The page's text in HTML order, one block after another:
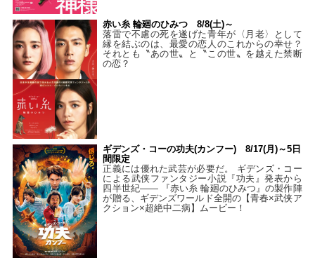
赤い糸 輪廻のひみつ 8/8(土)～
落雷で不慮の死を遂げた青年が〈月老〉として
縁を結ぶのは、最愛の恋人のこれからの幸せ？
それとも〝あの世〟と〝この世〟を越えた禁断
の恋？
ギデンズ・コーの功夫(カンフー) 8/17(月)～5日
間限定
正義には優れた武芸が必要だ。 ギデンズ・コー
による武侠ファンタジー小説『功夫』発表から
四半世紀―― 『赤い糸 輪廻のひみつ』の製作陣
が贈る、ギデンズワールド全開の【青春×武侠ア
クション×超絶中二病】ムービー！